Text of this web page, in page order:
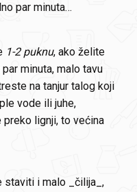
par minuta…
1-2 puknu, ako želite
minuta, malo tavu
na tanjur talog koji
vode ili juhe,
lignji, to većina
staviti i malo _čilija_,